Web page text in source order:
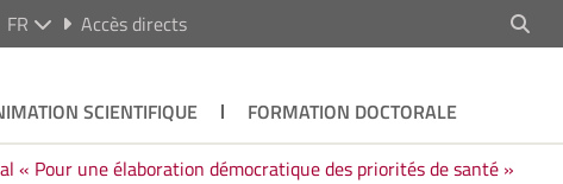
FR Accès directs
SCIENTIFIQUE
FORMATION DOCTORALE
« Pour une élaboration démocratique des priorités de santé »